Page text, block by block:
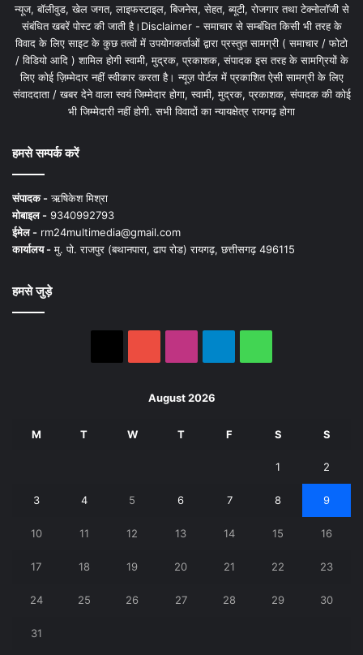
न्यूज, बॉलीवुड, खेल जगत, लाइफस्टाइल, बिजनेस, सेहत, ब्यूटी, रोजगार तथा टेक्नोलॉजी से
संबंधित खबरें पोस्ट की जाती है।Disclaimer - समाचार से सम्बंधित किसी भी तरह के
विवाद के लिए साइट के कुछ तत्वों में उपयोगकर्ताओं द्वारा प्रस्तुत सामग्री ( समाचार / फोटो
/ विडियो आदि ) शामिल होगी स्वामी, मुद्रक, प्रकाशक, संपादक इस तरह के सामग्रियों के
लिए कोई ज़िम्मेदार नहीं स्वीकार करता है। न्यूज़ पोर्टल में प्रकाशित ऐसी सामग्री के लिए
संवाददाता / खबर देने वाला स्वयं जिम्मेदार होगा, स्वामी, मुद्रक, प्रकाशक, संपादक की कोई
भी जिम्मेदारी नहीं होगी. सभी विवादों का न्यायक्षेत्र रायगढ़ होगा
हमसे सम्पर्क करें
संपादक -ऋषिकेश मिश्रा
मोबाइल - 9340992793
ईमेल - rm24multimedia@gmail.com
कार्यालय -मु. पो. राजपुर (बथानपारा, ढाप रोड) रायगढ़, छत्तीसगढ़ 496115
हमसे जुड़े
August 2026
M T W T F S S
1 2
3 4 5 6 7 8 9
10 11 12 13 14 15 16
17 18 19 20 21 22 23
24 25 26 27 28 29 30
31